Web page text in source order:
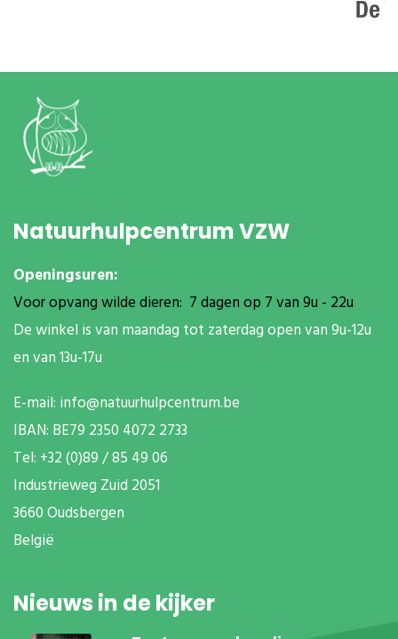
Natuurhulpcentrum VZW
Openingsuren:
Voor opvang wilde dieren: 7 dagen op 7 van 9u - 22u
De winkel is van maandag tot zaterdag open van 9u-12u
en van 13u-17u
E-mail: info@natuurhulpcentrum.be
IBAN: BE79 2350 4072 2733
Tel: +32 (0)89 / 85 49 06
Industrieweg Zuid 2051
3660 Oudsbergen
België
Nieuws in de kijker